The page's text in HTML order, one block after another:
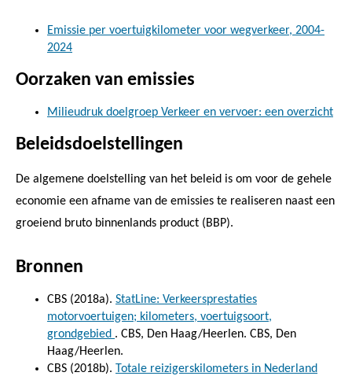
Emissie per voertuigkilometer voor wegverkeer, 2004-
2024
Oorzaken van emissies
Milieudruk doelgroep Verkeer en vervoer: een overzicht
Beleidsdoelstellingen
De algemene doelstelling van het beleid is om voor de gehele
economie een afname van de emissies te realiseren naast een
groeiend bruto binnenlands product (BBP).
Bronnen
CBS (2018a). StatLine: Verkeersprestaties
motorvoertuigen; kilometers, voertuigsoort,
grondgebied . CBS, Den Haag/Heerlen. CBS, Den
Haag/Heerlen.
CBS (2018b). Totale reizigerskilometers in Nederland